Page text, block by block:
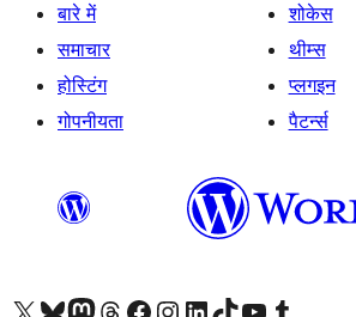
बारे में
समाचार
होस्टिंग
गोपनीयता
शोकेस
थीम्स
प्लगइन
पैटर्न्स
Visit our X (formerly Twitter) account
हमारे बलुस्की खाते पर जाएँVisit our Mastodon account
हमारे थ्रेड्स अकाउंट पर जाएंहमारे फेसबुक पेज पर जाएँहमारे इंस्टाग्राम अकाउंट पर जाएंहमारे लिंक्डइन खाते पर जाएँहमारे टिकटॉक खाते पर जाएँहमारे यूट्यूब चैनल पर जाएंहमारे Tumblr खाते पर जाएँ